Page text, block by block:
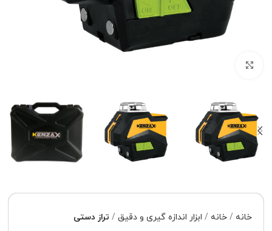
خانه خانه ابزار اندازه گیری و دقیق تراز دستی